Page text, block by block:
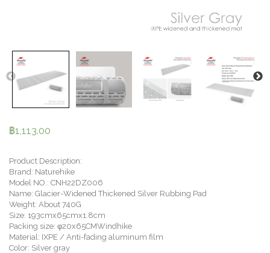
฿1,113.00
Product Description:
Brand: Naturehike
Model NO.: CNH22DZ006
Name: Glacier-Widened Thickened Silver Rubbing Pad
Weight: About 740G
Size: 193cmx65cmx1.8cm
Packing size: φ20x65CMWindhike
Material: IXPE / Anti-fading aluminum film
Color: Silver gray